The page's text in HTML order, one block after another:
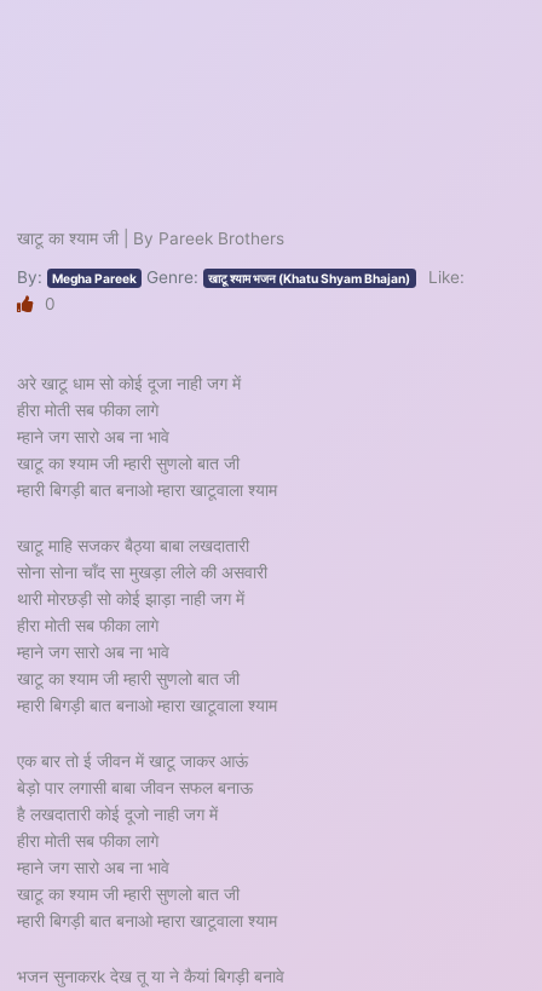
खाटू का श्याम जी | By Pareek Brothers
By: Megha Pareek Genre: खाटू श्याम भजन (Khatu Shyam Bhajan)
Like:
0
अरे खाटू धाम सो कोई दूजा नाही जग में
हीरा मोती सब फीका लागे
म्हाने जग सारो अब ना भावे
खाटू का श्याम जी म्हारी सुणलो बात जी
म्हारी बिगड़ी बात बनाओ म्हारा खाटूवाला श्याम
खाटू माहि सजकर बैठ्या बाबा लखदातारी
सोना सोना चाँद सा मुखड़ा लीले की असवारी
थारी मोरछड़ी सो कोई झाड़ा नाही जग में
हीरा मोती सब फीका लागे
म्हाने जग सारो अब ना भावे
खाटू का श्याम जी म्हारी सुणलो बात जी
म्हारी बिगड़ी बात बनाओ म्हारा खाटूवाला श्याम
एक बार तो ई जीवन में खाटू जाकर आऊं
बेड़ो पार लगासी बाबा जीवन सफल बनाऊ
है लखदातारी कोई दूजो नाही जग में
हीरा मोती सब फीका लागे
म्हाने जग सारो अब ना भावे
खाटू का श्याम जी म्हारी सुणलो बात जी
म्हारी बिगड़ी बात बनाओ म्हारा खाटूवाला श्याम
भजन सुनाकरk देख तू या ने कैयां बिगड़ी बनावे